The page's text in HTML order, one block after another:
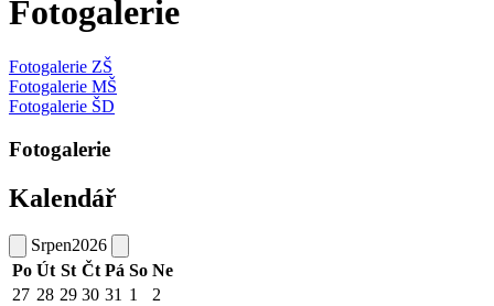
Fotogalerie
Fotogalerie ZŠ
Fotogalerie MŠ
Fotogalerie ŠD
Fotogalerie
Kalendář
Srpen2026
Po Út St Čt Pá So Ne
27 28 29 30 31 1
2